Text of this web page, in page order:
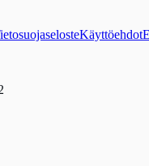
Käyttöehdot